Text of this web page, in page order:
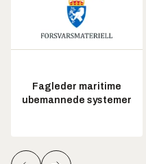
Fagleder maritime
ubemannede systemer